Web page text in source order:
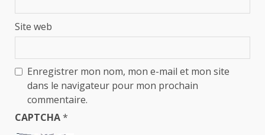
Site web
Enregistrer mon nom, mon e-mail et mon site
dans le navigateur pour mon prochain
commentaire.
CAPTCHA*